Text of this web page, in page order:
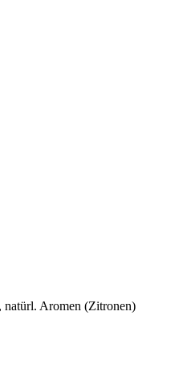
natürl. Aromen (Zitronen)